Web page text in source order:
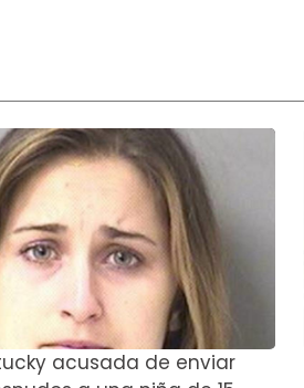
acusada de enviar